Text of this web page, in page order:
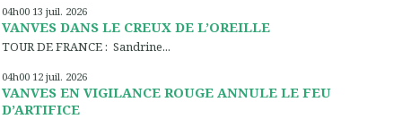
04h00 13 juil. 2026
VANVES DANS LE CREUX DE L’OREILLE
TOUR DE FRANCE : Sandrine...
04h00 12 juil. 2026
VANVES EN VIGILANCE ROUGE ANNULE LE FEU
D’ARTIFICE